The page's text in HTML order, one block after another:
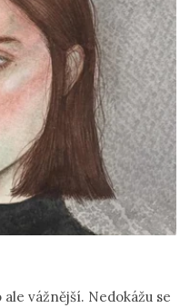
vážnější. Nedokážu se